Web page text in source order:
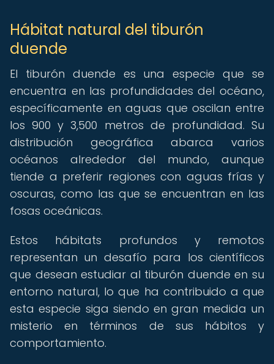
Hábitat natural del tiburón
duende
El tiburón duende es una especie que se
encuentra en las profundidades del océano,
específicamente en aguas que oscilan entre
los 900 y 3,500 metros de profundidad. Su
distribución geográfica abarca varios
océanos alrededor del mundo, aunque
tiende a preferir regiones con aguas frías y
oscuras, como las que se encuentran en las
fosas oceánicas.
Estos hábitats profundos y remotos
representan un desafío para los científicos
que desean estudiar al tiburón duende en su
entorno natural, lo que ha contribuido a que
esta especie siga siendo en gran medida un
misterio en términos de sus hábitos y
comportamiento.